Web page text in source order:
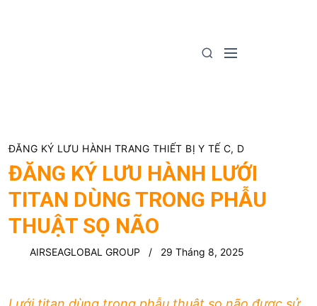
S
M
ĐĂNG KÝ LƯU HÀNH TRANG THIẾT BỊ Y TẾ C, D
ĐĂNG KÝ LƯU HÀNH LƯỚI
TITAN DÙNG TRONG PHẪU
THUẬT SỌ NÃO
AIRSEAGLOBAL GROUP 29 Tháng 8, 2025